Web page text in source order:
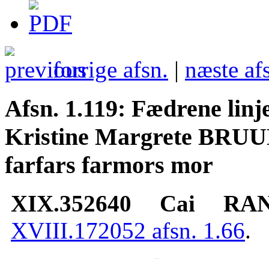
forrige afsn. | næste
Afsn. 1.119: Fædrene
Kristine Margrete
farfars farmors mor
XIX.352640 Cai
XVIII.172052 afsn. 1.66.